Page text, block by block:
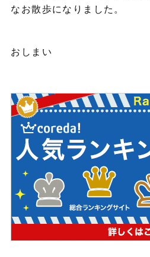
なお散歩になりました。
おしまい